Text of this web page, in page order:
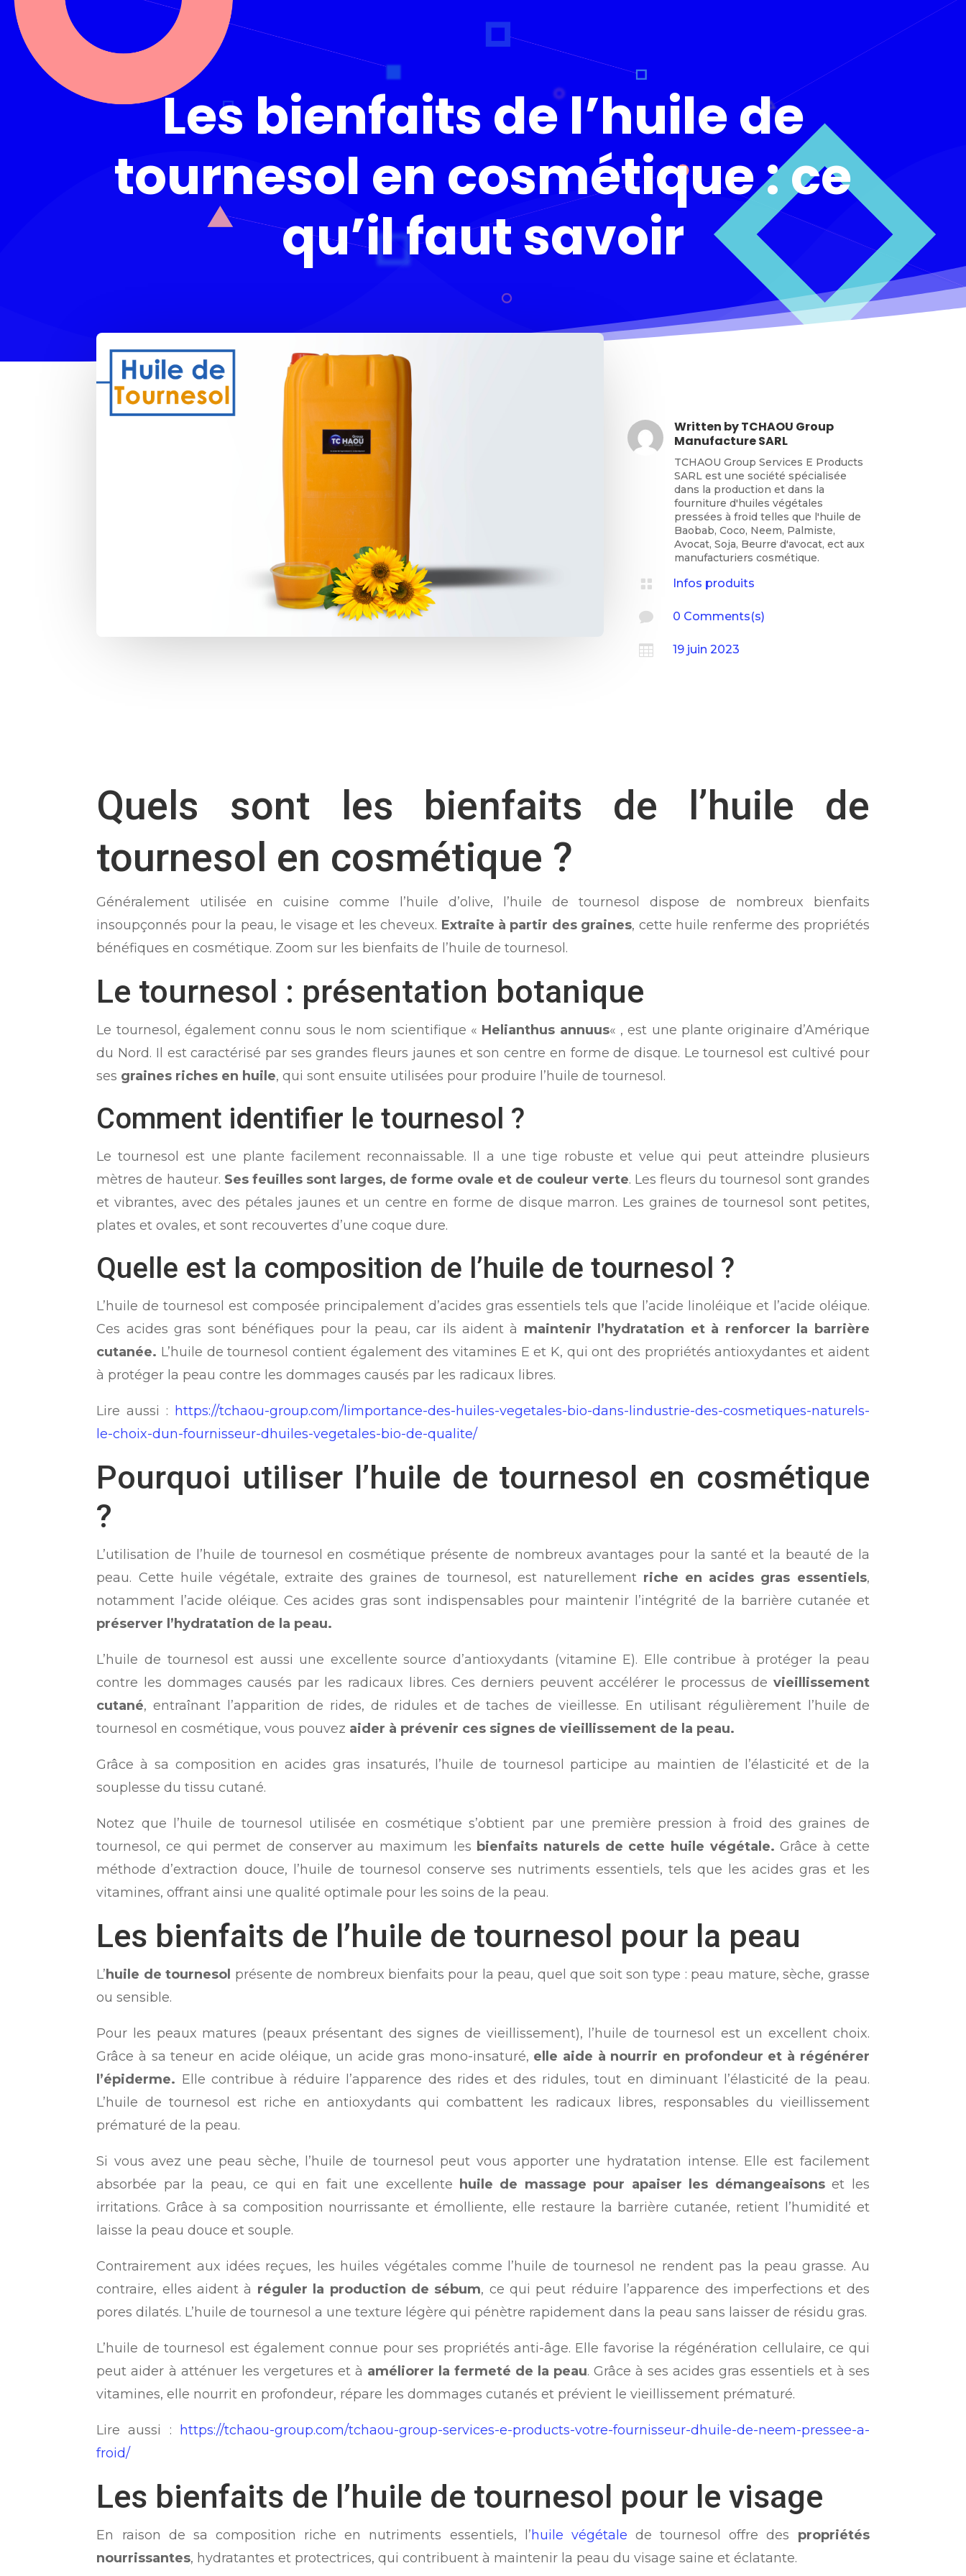
Les bienfaits de l’huile de
tournesol en cosmétique : ce
qu’il faut savoir
Written byTCHAOU Group
Manufacture SARL
TCHAOU Group Services E Products
SARL est une société spécialisée
dans la production et dans la
fourniture d'huiles végétales
pressées à froid telles que l'huile de
Baobab, Coco, Neem, Palmiste,
Avocat, Soja, Beurre d'avocat, ect aux
manufacturiers cosmétique.
 Infos produits
 0 Comments(s)
 19 juin 2023
Quels sont les bienfaits de l’huile de
tournesol en cosmétique ?
Généralement utilisée en cuisine comme l’huile d’olive, l’huile de tournesol dispose de nombreux bienfaits
insoupçonnés pour la peau, le visage et les cheveux. Extraite à partir des graines, cette huile renferme des propriétés
bénéfiques en cosmétique. Zoom sur les bienfaits de l’huile de tournesol.
Le tournesol : présentation botanique
Le tournesol, également connu sous le nom scientifique « Helianthus annuus« , est une plante originaire d’Amérique
du Nord. Il est caractérisé par ses grandes fleurs jaunes et son centre en forme de disque. Le tournesol est cultivé pour
ses graines riches en huile, qui sont ensuite utilisées pour produire l’huile de tournesol.
Comment identifier le tournesol ?
Le tournesol est une plante facilement reconnaissable. Il a une tige robuste et velue qui peut atteindre plusieurs
mètres de hauteur. Ses feuilles sont larges, de forme ovale et de couleur verte. Les fleurs du tournesol sont grandes
et vibrantes, avec des pétales jaunes et un centre en forme de disque marron. Les graines de tournesol sont petites,
plates et ovales, et sont recouvertes d’une coque dure.
Quelle est la composition de l’huile de tournesol ?
L’huile de tournesol est composée principalement d’acides gras essentiels tels que l’acide linoléique et l’acide oléique.
Ces acides gras sont bénéfiques pour la peau, car ils aident à maintenir l’hydratation et à renforcer la barrière
cutanée. L’huile de tournesol contient également des vitamines E et K, qui ont des propriétés antioxydantes et aident
à protéger la peau contre les dommages causés par les radicaux libres.
Lire aussi : https://tchaou-group.com/limportance-des-huiles-vegetales-bio-dans-lindustrie-des-cosmetiques-naturels-
le-choix-dun-fournisseur-dhuiles-vegetales-bio-de-qualite/
Pourquoi utiliser l’huile de tournesol en cosmétique
?
L’utilisation de l’huile de tournesol en cosmétique présente de nombreux avantages pour la santé et la beauté de la
peau. Cette huile végétale, extraite des graines de tournesol, est naturellement riche en acides gras essentiels,
notamment l’acide oléique. Ces acides gras sont indispensables pour maintenir l’intégrité de la barrière cutanée et
préserver l’hydratation de la peau.
L’huile de tournesol est aussi une excellente source d’antioxydants (vitamine E). Elle contribue à protéger la peau
contre les dommages causés par les radicaux libres. Ces derniers peuvent accélérer le processus de vieillissement
cutané, entraînant l’apparition de rides, de ridules et de taches de vieillesse. En utilisant régulièrement l’huile de
tournesol en cosmétique, vous pouvez aider à prévenir ces signes de vieillissement de la peau.
Grâce à sa composition en acides gras insaturés, l’huile de tournesol participe au maintien de l’élasticité et de la
souplesse du tissu cutané.
Notez que l’huile de tournesol utilisée en cosmétique s’obtient par une première pression à froid des graines de
tournesol, ce qui permet de conserver au maximum les bienfaits naturels de cette huile végétale. Grâce à cette
méthode d’extraction douce, l’huile de tournesol conserve ses nutriments essentiels, tels que les acides gras et les
vitamines, offrant ainsi une qualité optimale pour les soins de la peau.
Les bienfaits de l’huile de tournesol pour la peau
L’ huile de tournesol présente de nombreux bienfaits pour la peau, quel que soit son type : peau mature, sèche, grasse
ou sensible.
Pour les peaux matures (peaux présentant des signes de vieillissement), l’huile de tournesol est un excellent choix.
Grâce à sa teneur en acide oléique, un acide gras mono-insaturé, elle aide à nourrir en profondeur et à régénérer
l’épiderme. Elle contribue à réduire l’apparence des rides et des ridules, tout en diminuant l’élasticité de la peau.
L’huile de tournesol est riche en antioxydants qui combattent les radicaux libres, responsables du vieillissement
prématuré de la peau.
Si vous avez une peau sèche, l’huile de tournesol peut vous apporter une hydratation intense. Elle est facilement
absorbée par la peau, ce qui en fait une excellente
huile de massage pour apaiser les démangeaisonset les
irritations. Grâce à sa composition nourrissante et émolliente, elle restaure la barrière cutanée, retient l’humidité et
laisse la peau douce et souple.
Contrairement aux idées reçues, les huiles végétales comme l’huile de tournesol ne rendent pas la peau grasse. Au
contraire, elles aident à réguler la production de sébum, ce qui peut réduire l’apparence des imperfections et des
pores dilatés. L’huile de tournesol a une texture légère qui pénètre rapidement dans la peau sans laisser de résidu gras.
L’huile de tournesol est également connue pour ses propriétés anti-âge. Elle favorise la régénération cellulaire, ce qui
peut aider à atténuer les vergetures et à améliorer la fermeté de la peau. Grâce à ses acides gras essentiels et à ses
vitamines, elle nourrit en profondeur, répare les dommages cutanés et prévient le vieillissement prématuré.
Lire aussi :
https://tchaou-group.com/tchaou-group-services-e-products-votre-fournisseur-dhuile-de-neem-pressee-a-
froid/
Les bienfaits de l’huile de tournesol pour le visage
En raison de sa composition riche en nutriments essentiels, l’huile végétale de tournesol offre des propriétés
nourrissantes, hydratantes et protectrices, qui contribuent à maintenir la peau du visage saine et éclatante.